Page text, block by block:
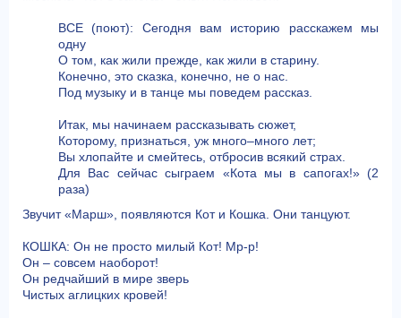
ВСЕ (поют): Сегодня вам историю расскажем мы
одну
О том, как жили прежде, как жили в старину.
Конечно, это сказка, конечно, не о нас.
Под музыку и в танце мы поведем рассказ.
Итак, мы начинаем рассказывать сюжет,
Которому, признаться, уж много–много лет;
Вы хлопайте и смейтесь, отбросив всякий страх.
Для Вас сейчас сыграем «Кота мы в сапогах!» (2
раза)
Звучит «Марш», появляются Кот и Кошка. Они танцуют.
КОШКА: Он не просто милый Кот! Мр-р!
Он – совсем наоборот!
Он редчайший в мире зверь
Чистых аглицких кровей!